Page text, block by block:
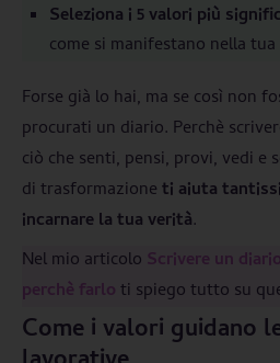
Seleziona i 5 valori più
come si manifestano nella
Forse già lo hai, ma se così non
procurati un diario. Perchè
ciò che senti, pensi, provi, vedi e
di trasformazioneti aiuta
incarnare la tua verità.
Nel mio articolo Scrivere un
perchè farloti spiego tutto su
Come i valori guidano